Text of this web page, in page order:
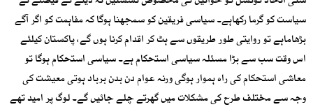
سیاست کو گرما رکھاہے۔ سیاسی فریقین کو سمجھنا ہوگا کہ مفاہمت کو اگر آگے
بڑھاماہے تو روایتی طور طریقوں سے ہٹ کر اقدام کرنا ہوں گے، پاکستان کیلئے
اس وقت سب سے بڑا مسئلہ سیاسی استحکام ہے۔ سیاسی استحکام ہوگا تو
معاشی استحکام کی راہ ہموار ہوگی ورنہ عوام دن بدن برباد ہوتی معیشت کی
وجہ سے مختلف طرح کی مشکلات میں گھرتے چلے جائیں گے۔ لوگ پر امید تھے